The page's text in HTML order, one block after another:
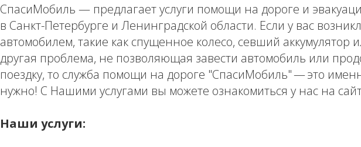
СпасиМобиль — предлагает услуги помощи на дороге и
в Санкт-Петербурге и Ленинградской области. Если у вас
автомобилем, такие как спущенное колесо, севший аккумулятор
другая проблема, не позволяющая завести автомобиль или
поездку, то служба помощи на дороге "СпасиМобиль" — это
нужно! С Нашими услугами вы можете ознакомиться у нас на
Наши услуги: